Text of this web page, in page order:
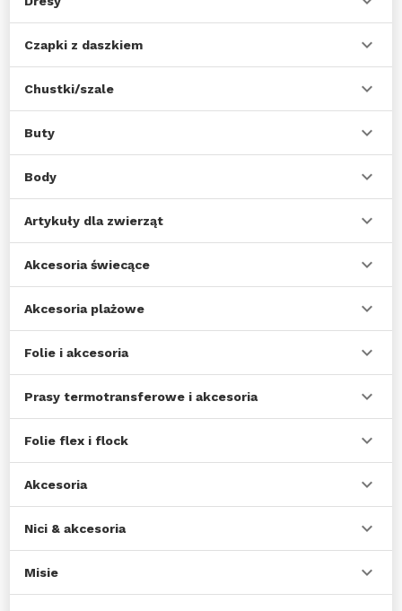
Czapki z daszkiem
Chustki/szale
Buty
Body
Artykuły dla zwierząt
Akcesoria świecące
Akcesoria plażowe
Folie i akcesoria
Prasy termotransferowe i akcesoria
Folie flex i flock
Akcesoria
Nici & akcesoria
Misie